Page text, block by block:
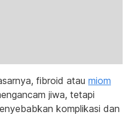
fibroid atau miom
jiwa, tetapi
komplikasi dan